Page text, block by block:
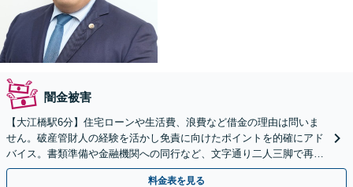
闇金被害
【大江橋駅6分】住宅ローンや生活費、浪費など借金の理由は問いま
せん。破産管財人の経験を活かし免責に向けたポイントを的確にアド
バイス。書類準備や金融機関への同行など、文字通り二人三脚で再出
発を後押しします【事前予約にて当日・休日・夜間面談可】
料金表を見る